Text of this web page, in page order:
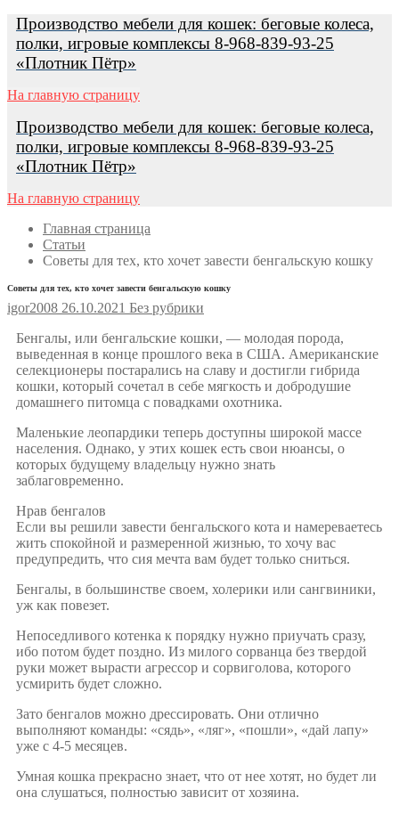
Перейти
содержимому
Меню
Закрыть
Производство мебели для кошек: беговые колеса,
полки, игровые комплексы 8-968-839-93-25
«Плотник Пётр»
На главную страницу
Производство мебели для кошек: беговые колеса,
полки, игровые комплексы 8-968-839-93-25
«Плотник Пётр»
На главную страницу
Главная страница
Статьи
Советы для тех, кто хочет завести бенгальскую кошку
Советы для тех, кто хочет завести бенгальскую кошку
igor2008 26.10.2021 Без рубрики
Бенгалы, или бенгальские кошки, — молодая порода,
выведенная в конце прошлого века в США. Американские
селекционеры постарались на славу и достигли гибрида
кошки, который сочетал в себе мягкость и добродушие
домашнего питомца с повадками охотника.
Маленькие леопардики теперь доступны широкой массе
населения. Однако, у этих кошек есть свои нюансы, о
которых будущему владельцу нужно знать
заблаговременно.
Нрав бенгалов
Если вы решили завести бенгальского кота и намереваетесь
жить спокойной и размеренной жизнью, то хочу вас
предупредить, что сия мечта вам будет только сниться.
Бенгалы, в большинстве своем, холерики или сангвиники,
уж как повезет.
Непоседливого котенка к порядку нужно приучать сразу,
ибо потом будет поздно. Из милого сорванца без твердой
руки может вырасти агрессор и сорвиголова, которого
усмирить будет сложно.
Зато бенгалов можно дрессировать. Они отлично
выполняют команды: «сядь», «ляг», «пошли», «дай лапу»
уже с 4-5 месяцев.
Умная кошка прекрасно знает, что от нее хотят, но будет ли
она слушаться, полностью зависит от хозяина.